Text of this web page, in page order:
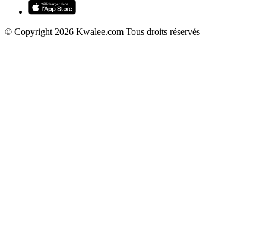
© Copyright 2026 Kwalee.com Tous droits réservés